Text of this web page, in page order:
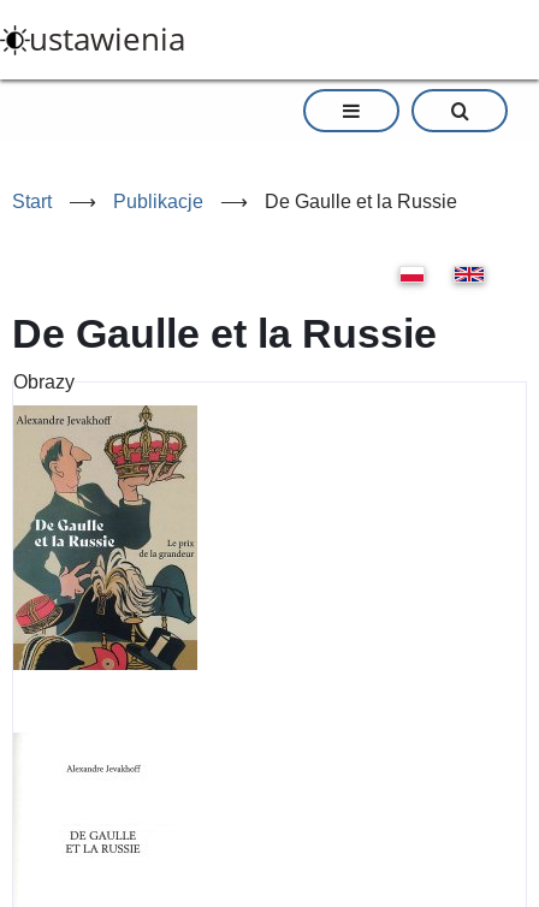
do
treści
ustawienia
Start ⟶ Publikacje ⟶ De Gaulle et la Russie
De Gaulle et la Russie
Obrazy